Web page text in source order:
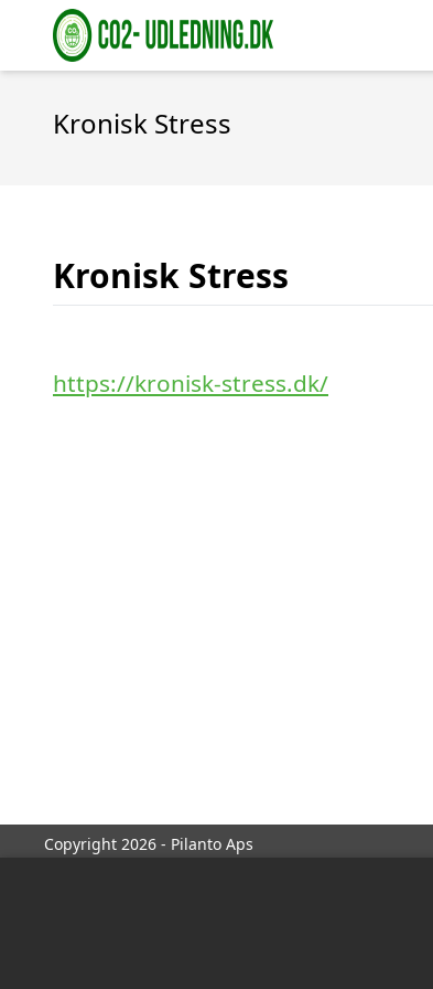
Kronisk Stress
Kronisk Stress
https://kronisk-stress.dk/
Copyright 2026 - Pilanto Aps